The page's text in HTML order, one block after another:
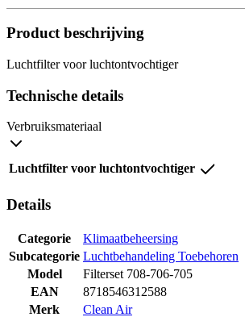
Product beschrijving
Luchtfilter voor luchtontvochtiger
Technische details
Verbruiksmateriaal
Luchtfilter voor luchtontvochtiger
Details
Categorie
Klimaatbeheersing
Subcategorie Luchtbehandeling Toebehoren
Model
Filterset 708-706-705
EAN
8718546312588
Merk
Clean Air